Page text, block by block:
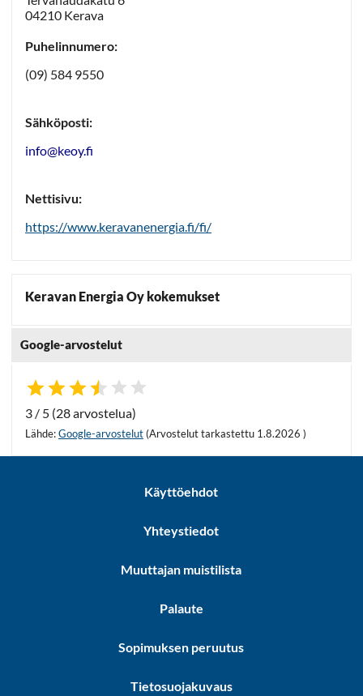
04210 Kerava
Puhelinnumero:
(09) 584 9550
Sähköposti:
info@keoy.fi
Nettisivu:
https://www.keravanenergia.fi/fi/
Keravan Energia Oy kokemukset
Google-arvostelut
3 / 5 (28 arvostelua)
Lähde:Google-arvostelut (Arvostelut tarkastettu 1.8.2026 )
Käyttöehdot
Yhteystiedot
Muuttajan muistilista
Palaute
Sopimuksen peruutus
Tietosuojakuvaus